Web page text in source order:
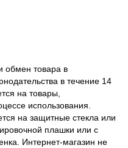
обмен товара в
в течение 14
на товары,
использования.
на защитные стекла или
плашки или с
Интернет-магазин не